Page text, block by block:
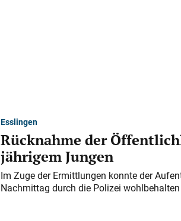
Esslingen
Rücknahme der
jährigem Jungen
Im Zuge der Ermittlungen konnte der
Nachmittag durch die Polizei